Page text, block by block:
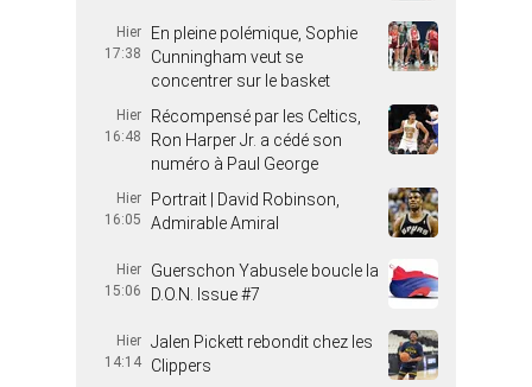
Hier
17:38
En pleine polémique, Sophie
Cunningham veut se
concentrer sur le basket
Hier
16:48
Récompensé par les Celtics,
Ron Harper Jr. a cédé son
numéro à Paul George
Hier
16:05
Portrait | David Robinson,
Admirable Amiral
Hier
15:06
Guerschon Yabusele boucle la
D.O.N. Issue #7
Hier
14:14
Jalen Pickett rebondit chez les
Clippers